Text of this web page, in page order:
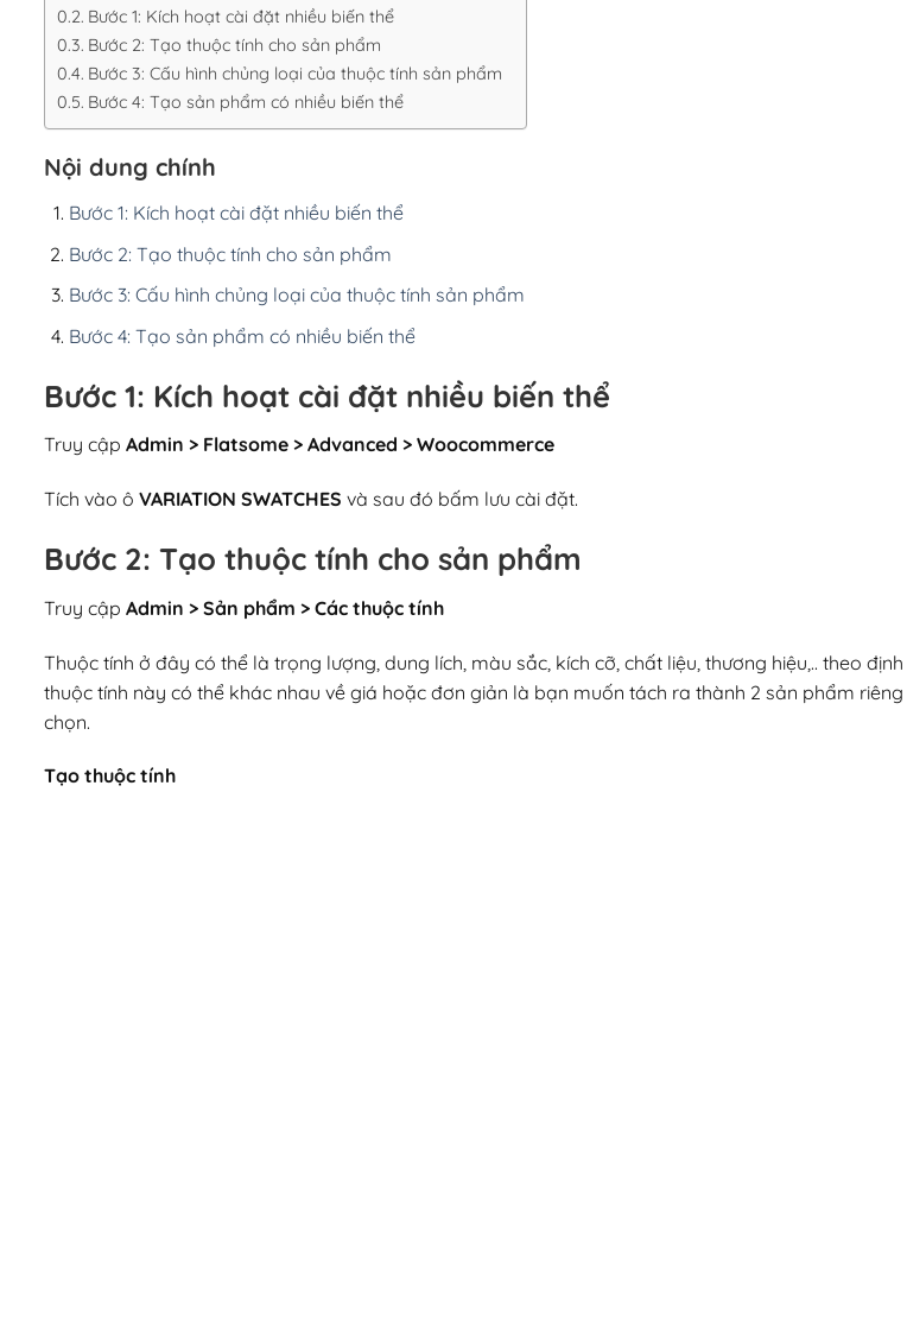
Bước 1: Kích hoạt cài đặt nhiều biến thể
Bước 2: Tạo thuộc tính cho sản phẩm
Bước 3: Cấu hình chủng loại của thuộc tính sản phẩm
Bước 4: Tạo sản phẩm có nhiều biến thể
Nội dung chính
Bước 1: Kích hoạt cài đặt nhiều biến thể
Bước 2: Tạo thuộc tính cho sản phẩm
Bước 3: Cấu hình chủng loại của thuộc tính sản phẩm
Bước 4: Tạo sản phẩm có nhiều biến thể
Bước 1: Kích hoạt cài đặt nhiều biến thể
Truy cập Admin > Flatsome > Advanced > Woocommerce
Tích vào ô VARIATION SWATCHES và sau đó bấm lưu cài đặt.
Bước 2: Tạo thuộc tính cho sản phẩm
Truy cập Admin > Sản phẩm > Các thuộc tính
Thuộc tính ở đây có thể là trọng lượng, dung lích, màu sắc, kích cỡ, chất liệu, thương hiệu,.. theo
thuộc tính này có thể khác nhau về giá hoặc đơn giản là bạn muốn tách ra thành 2 sản phẩm
chọn.
Tạo thuộc tính